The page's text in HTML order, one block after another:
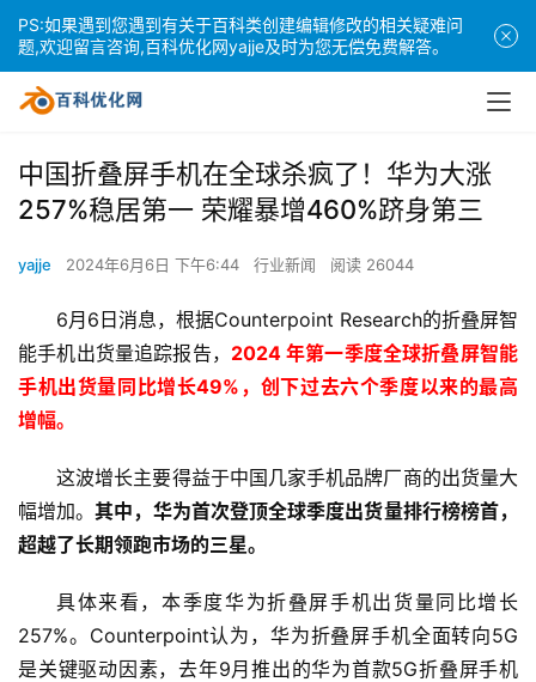
中国折叠屏手机在全球杀疯了！华为大涨
257%稳居第一 荣耀暴增460%跻身第三
yajje 2024年6月6日 下午6:44 行业新闻 阅读 26044
6月6日消息，根据Counterpoint Research的折叠屏智
能手机出货量追踪报告， 2024 年第一季度全球折叠屏智能
手机出货量同比增长49%，创下过去六个季度以来的最高
增幅。
这波增长主要得益于中国几家手机品牌厂商的出货量大
幅增加。其中，华为首次登顶全球季度出货量排行榜榜首，
超越了长期领跑市场的三星。
具体来看，本季度华为折叠屏手机出货量同比增长
257%。Counterpoint认为，华为折叠屏手机全面转向5G
是关键驱动因素，去年9月推出的华为首款5G折叠屏手机
PS:如果遇到您遇到有关于百科类创建编辑修改的相关疑难问
题,欢迎留言咨询,百科优化网yajje及时为您无偿免费解答。